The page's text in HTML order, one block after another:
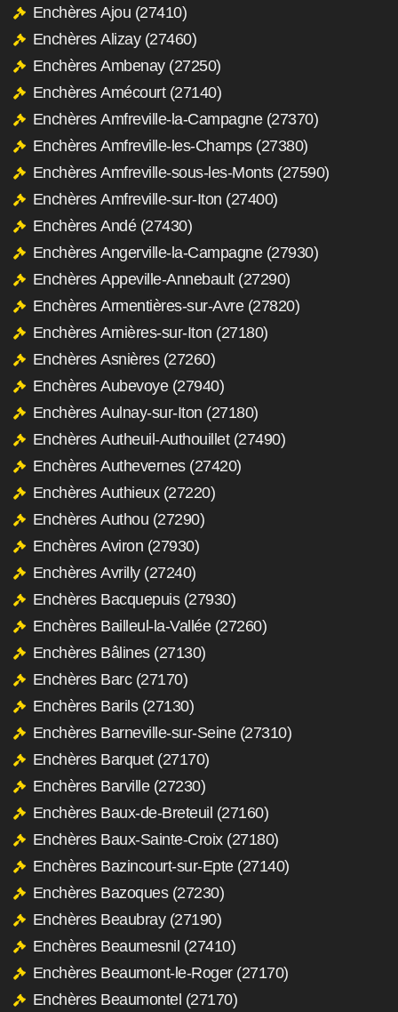
Enchères Ajou (27410)
Enchères Alizay (27460)
Enchères Ambenay (27250)
Enchères Amécourt (27140)
Enchères Amfreville-la-Campagne (27370)
Enchères Amfreville-les-Champs (27380)
Enchères Amfreville-sous-les-Monts (27590)
Enchères Amfreville-sur-Iton (27400)
Enchères Andé (27430)
Enchères Angerville-la-Campagne (27930)
Enchères Appeville-Annebault (27290)
Enchères Armentières-sur-Avre (27820)
Enchères Arnières-sur-Iton (27180)
Enchères Asnières (27260)
Enchères Aubevoye (27940)
Enchères Aulnay-sur-Iton (27180)
Enchères Autheuil-Authouillet (27490)
Enchères Authevernes (27420)
Enchères Authieux (27220)
Enchères Authou (27290)
Enchères Aviron (27930)
Enchères Avrilly (27240)
Enchères Bacquepuis (27930)
Enchères Bailleul-la-Vallée (27260)
Enchères Bâlines (27130)
Enchères Barc (27170)
Enchères Barils (27130)
Enchères Barneville-sur-Seine (27310)
Enchères Barquet (27170)
Enchères Barville (27230)
Enchères Baux-de-Breteuil (27160)
Enchères Baux-Sainte-Croix (27180)
Enchères Bazincourt-sur-Epte (27140)
Enchères Bazoques (27230)
Enchères Beaubray (27190)
Enchères Beaumesnil (27410)
Enchères Beaumont-le-Roger (27170)
Enchères Beaumontel (27170)